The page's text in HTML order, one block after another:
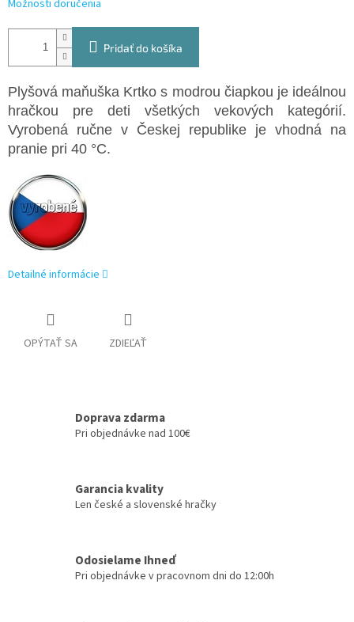
Možnosti doručenia
Pridať do košíka
Plyšová maňuška Krtko s modrou čiapkou je ideálnou
hračkou pre deti všetkých vekových kategórií.
Vyrobená ručne v Českej republike je vhodná na
pranie pri 40 °C.
Detailné informácie
OPÝTAŤ SA ZDIEĽAŤ
Doprava zdarma
Pri objednávke nad 100€
Garancia kvality
Len české a slovenské hračky
Odosielame Ihneď
Pri objednávke v pracovnom dni do 12:00h